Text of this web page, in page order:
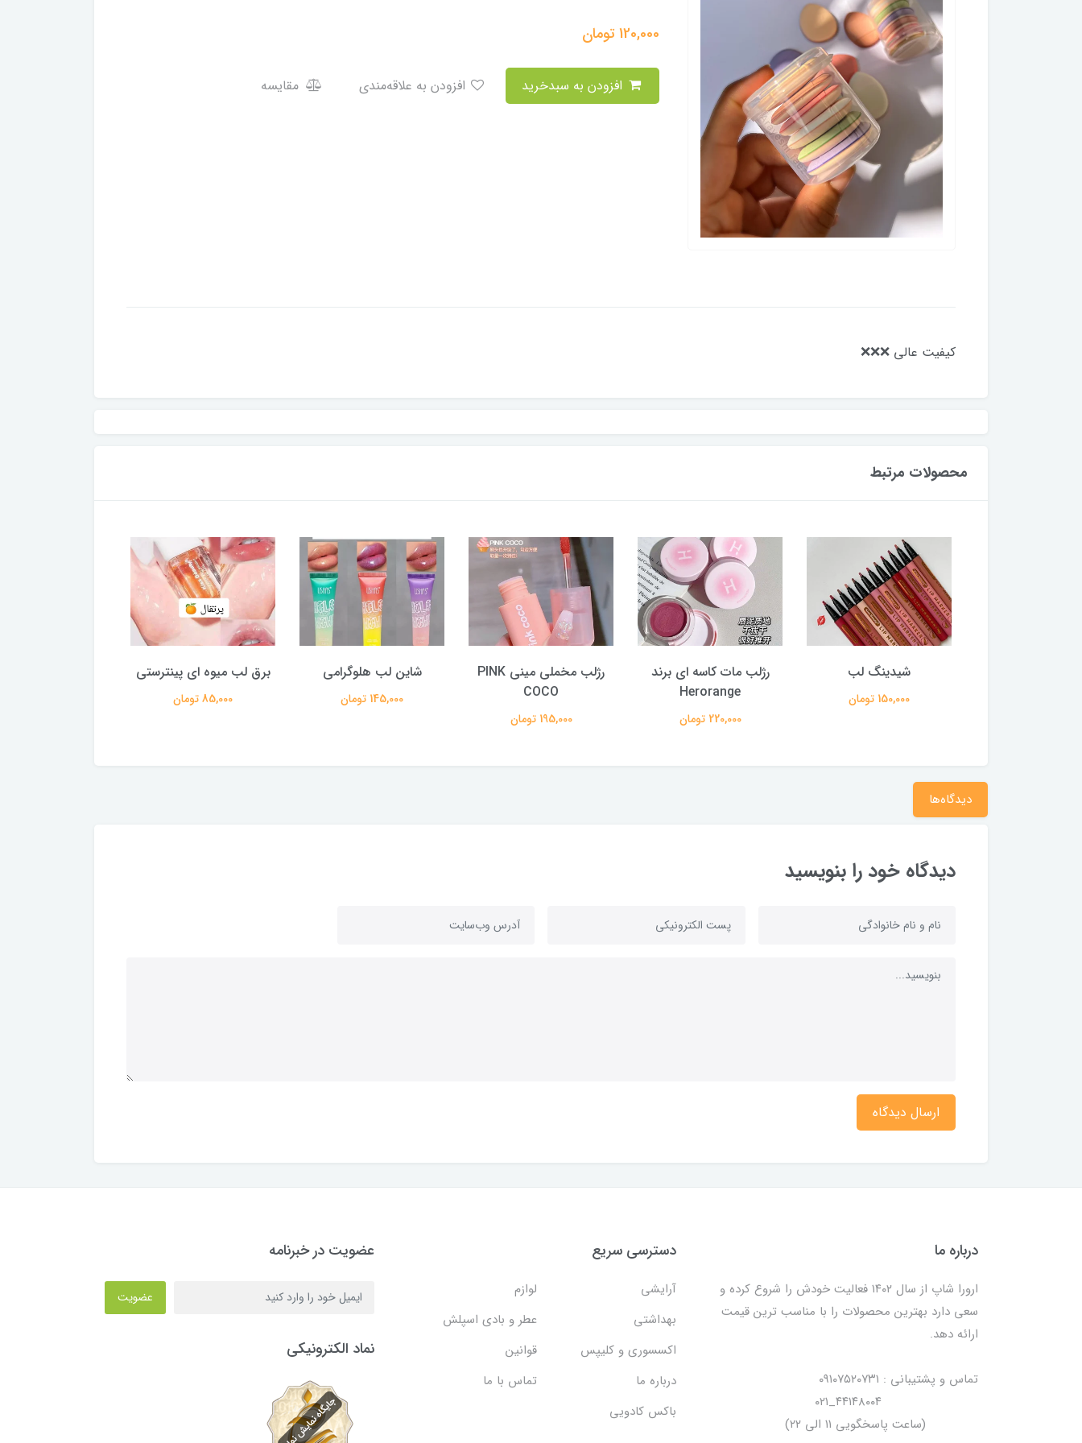
120,000تومان
مقایسه
کیفیت عالی ❌️❌️❌️
محصولات مرتبط
شیدینگ لب
150,000 تومان
رژلب مات کاسه ای برند
Herorange
220,000 تومان
رژلب مخملی مینی PINK
COCO
195,000 تومان
شاین لب هلوگرامی
145,000 تومان
برق لب میوه ای پینترستی
85,000 تومان
دیدگاه‌ها
دیدگاه خود را بنویسید
ارسال دیدگاه
درباره ما
ارورا شاپ از سال ۱۴۰۲ فعالیت خودش را شروع کرده و
سعی دارد بهترین محصولات را با مناسب ترین قیمت
ارائه دهد.
تماس و پشتیبانی : ۰۹۱۰۷۵۲۰۷۳۱
(ساعت پاسخگویی ۱۱ الی ۲۲)
دسترسی سریع
آرایشی
لوازم
بهداشتی
عطر و بادی اسپلش
اکسسوری و کلیپس
قوانین
درباره ما
تماس با ما
باکس کادویی
عضویت در خبرنامه
عضویت
نماد الکترونیکی